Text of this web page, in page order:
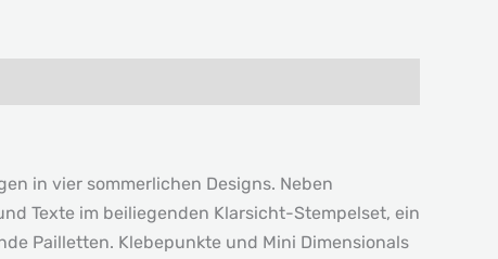
in vier sommerlichen Designs. Neben
Texte im beiliegenden Klarsicht-Stempelset, ein
Pailletten. Klebepunkte und Mini Dimensionals